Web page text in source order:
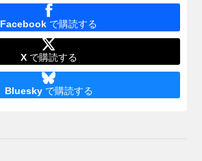
Facebook で購読する
Xで購読する
Blueskyで購読する